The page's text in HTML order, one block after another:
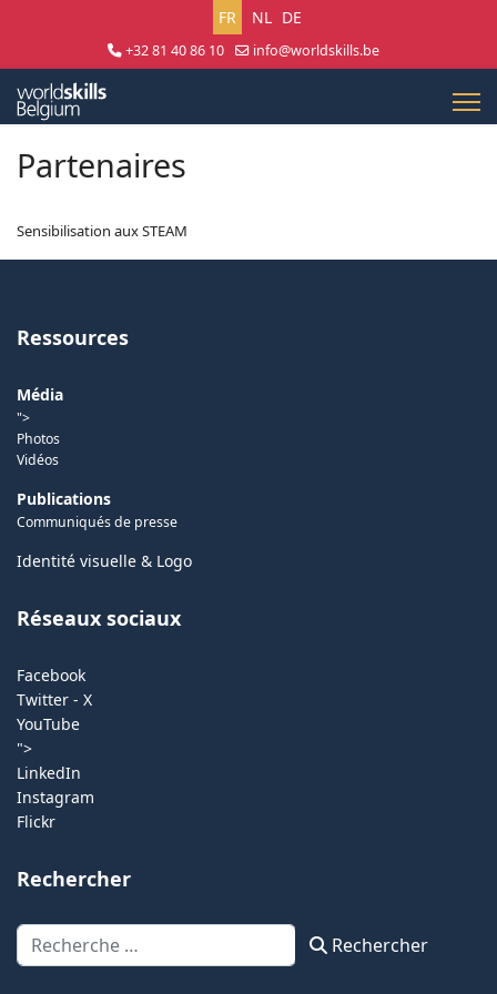
Sélectionnez votre langue
FR NL DE
+32 81 40 86 10
info@worldskills.be
Partenaires
Sensibilisation aux STEAM
Ressources
Média
">
Photos
Vidéos
Publications
Communiqués de presse
Identité visuelle & Logo
Réseaux sociaux
Facebook
Twitter - X
YouTube
">
LinkedIn
Instagram
Flickr
Rechercher
Rechercher Rechercher